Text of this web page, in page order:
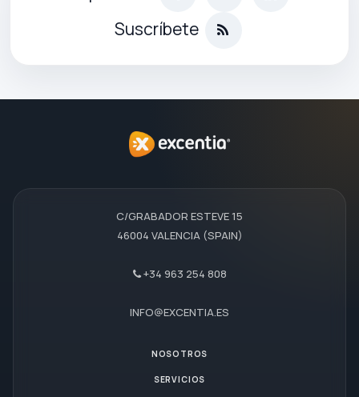
Suscríbete
C/GRABADOR ESTEVE 15
46004 VALENCIA (SPAIN)
+34 963 254 808
INFO@EXCENTIA.ES
NOSOTROS
SERVICIOS